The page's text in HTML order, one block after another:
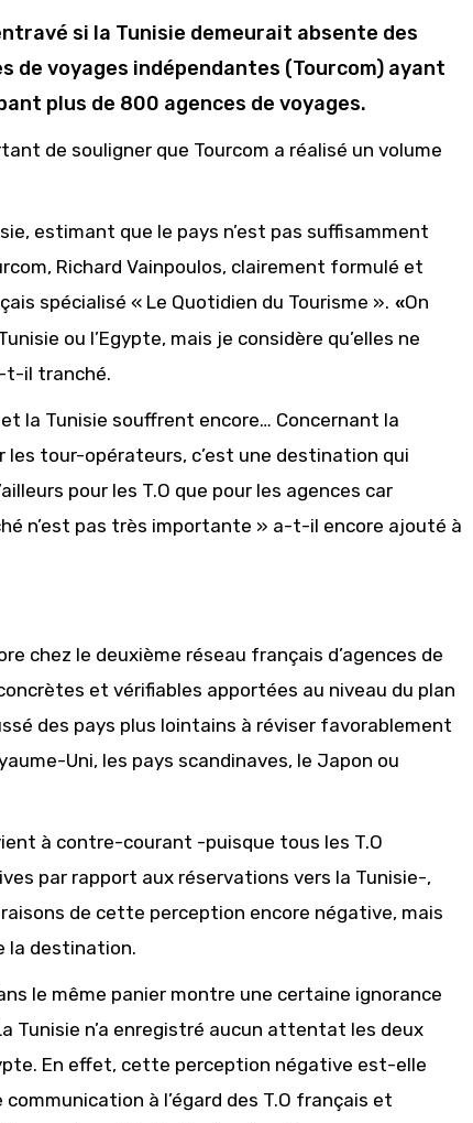
si la Tunisie demeurait absente des
de voyages indépendantes (Tourcom) ayant
plus de 800 agences de voyages.
de souligner que Tourcom a réalisé un volume
estimant que le pays n’est pas suffisamment
Richard Vainpoulos, clairement formulé et
spécialisé « Le Quotidien du Tourisme ». «On
ou l’Egypte, mais je considère qu’elles ne
t-il tranché.
la Tunisie souffrent encore… Concernant la
les tour-opérateurs, c’est une destination qui
pour les T.O que pour les agences car
n’est pas très importante » a-t-il encore ajouté à
chez le deuxième réseau français d’agences de
et vérifiables apportées au niveau du plan
des pays plus lointains à réviser favorablement
Uni, les pays scandinaves, le Japon ou
à contre-courant -puisque tous les T.O
par rapport aux réservations vers la Tunisie-,
de cette perception encore négative, mais
la destination.
le même panier montre une certaine ignorance
Tunisie n’a enregistré aucun attentat les deux
En effet, cette perception négative est-elle
à l’égard des T.O français et